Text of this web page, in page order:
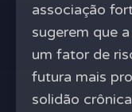
associação
sugerem que
um fator de
futura mais
solidão